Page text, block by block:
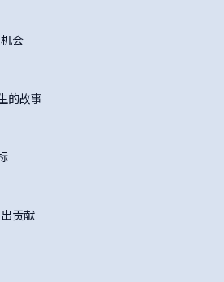
会
的故事
贡献